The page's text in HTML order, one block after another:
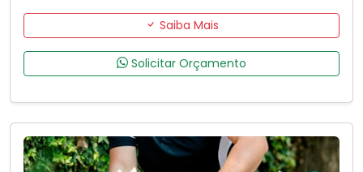
Saiba Mais
Solicitar Orçamento